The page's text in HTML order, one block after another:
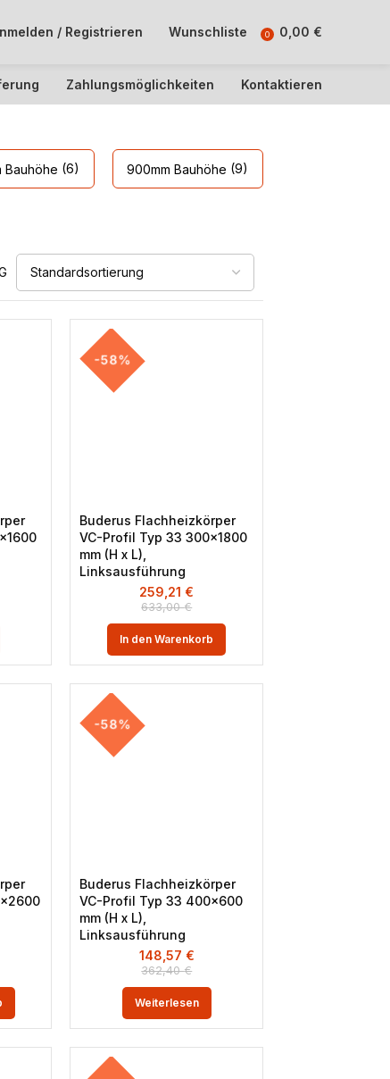
/ Registrieren Wunschliste 0 0,00 €
Zahlungsmöglichkeiten Kontaktieren
Bauhöhe (6) 900mm Bauhöhe (9)
-58%
Buderus Flachheizkörper
VC-Profil Typ 33 300×1800
mm (H x L),
Linksausführung
633,00€
259,21 €
In den Warenkorb
-58%
Buderus Flachheizkörper
VC-Profil Typ 33 400×600
mm (H x L),
Linksausführung
362,40€
148,57 €
Weiterlesen